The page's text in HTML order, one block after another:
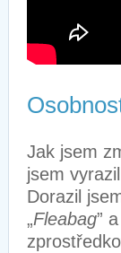
Jak jsem
jsem
Dorazil
„Fleabag”